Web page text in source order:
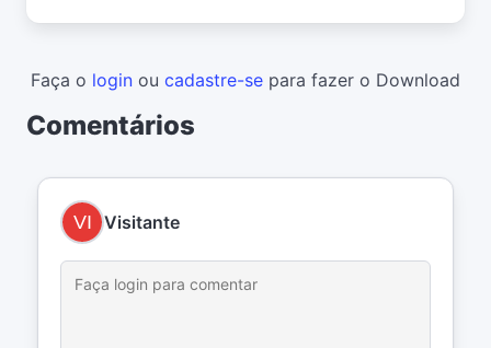
Faça o login ou cadastre-se para fazer o Download
Comentários
Visitante